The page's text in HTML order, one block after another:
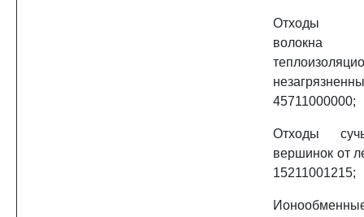
Отходы
волокна
45711000000;
Отходы
вершинок от
15211001215;